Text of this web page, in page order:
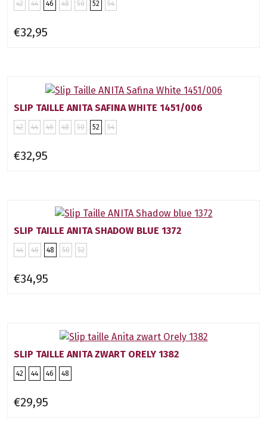
42 44 46 48 50 52 54
€32,95
SLIP TAILLE ANITA SAFINA WHITE 1451/006
42 44 46 48 50 52 54
€32,95
SLIP TAILLE ANITA SHADOW BLUE 1372
44 46 48 50 52
€34,95
SLIP TAILLE ANITA ZWART ORELY 1382
42 44 46 48
€29,95